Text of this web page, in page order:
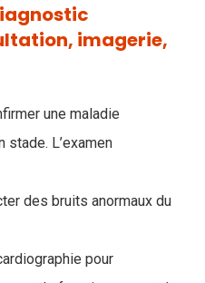
imagerie,
une maladie
stade. L’examen
des bruits anormaux du
pour